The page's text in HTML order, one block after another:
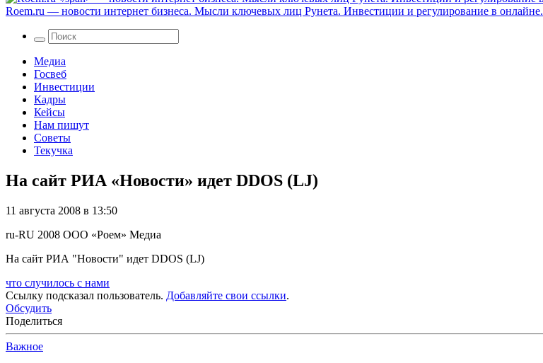
Roem.ru — новости интернет бизнеса. Мысли ключевых лиц Рунета. Инвестиции и регулирование в онлайне.
Медиа
Госвеб
Инвестиции
Кадры
Кейсы
Нам пишут
Советы
Текучка
На сайт РИА «Новости» идет DDOS (LJ)
11 августа 2008 в 13:50
ru-RU 2008 ООО «Роем» Медиа
На сайт РИА "Новости" идет DDOS (LJ)
что случилось с нами
Ссылку подсказал пользователь. Добавляйте свои ссылки.
Обсудить
Поделиться
Важное